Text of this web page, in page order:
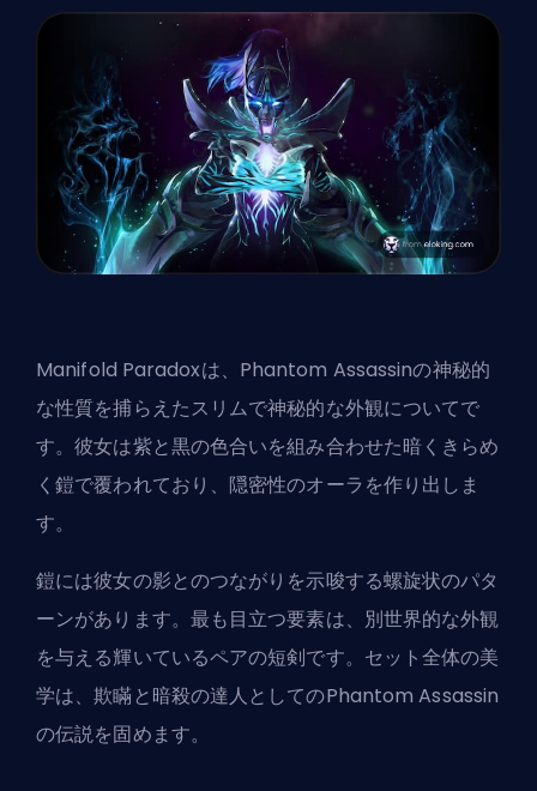
Manifold Paradoxは、Phantom Assassinの神秘的
な性質を捕らえたスリムで神秘的な外観についてで
す。彼女は紫と黒の色合いを組み合わせた暗くきらめ
く鎧で覆われており、隠密性のオーラを作り出しま
す。
鎧には彼女の影とのつながりを示唆する螺旋状のパタ
ーンがあります。最も目立つ要素は、別世界的な外観
を与える輝いているペアの短剣です。セット全体の美
学は、欺瞞と暗殺の達人としてのPhantom Assassin
の伝説を固めます。